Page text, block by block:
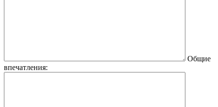
Общие
впечатления: